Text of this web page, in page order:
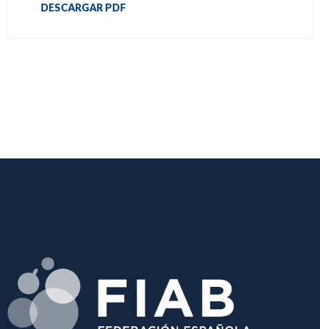
DESCARGAR PDF